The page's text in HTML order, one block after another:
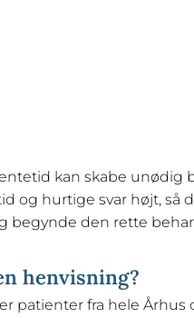
kan skabe unødig
og hurtige svar højt, så
begynde den rette
henvisning?
patienter fra hele